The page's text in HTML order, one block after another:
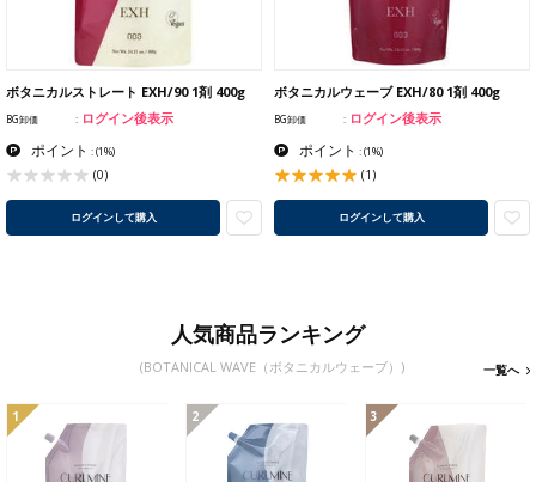
ボタニカルストレート EXH/90 1剤 400g
BG卸価 ログイン後表示
ポイント :(1%)
(0)
ログインして購入
ボタニカルウェーブ EXH/80 1剤 400g
BG卸価 ログイン後表示
ポイント :(1%)
(1)
ログインして購入
人気商品ランキング
(BOTANICAL WAVE（ボタニカルウェーブ）) 一覧へ
1 2 3